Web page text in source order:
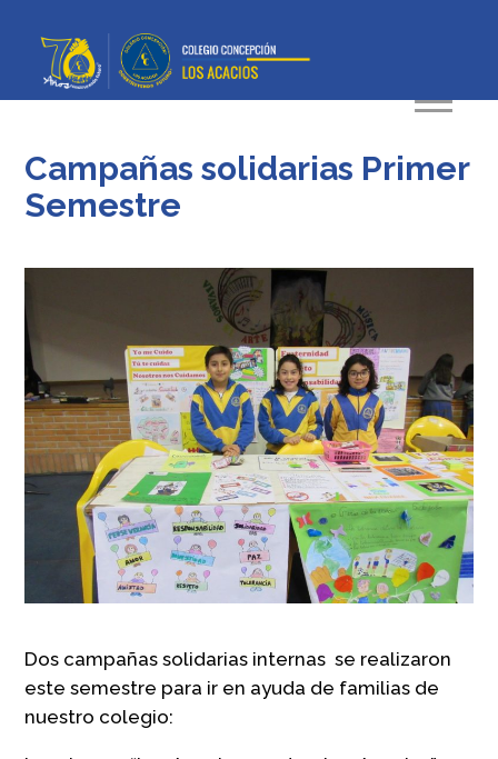
Campañas solidarias Primer
Semestre
Dos campañas solidarias internas se realizaron
este semestre para ir en ayuda de familias de
nuestro colegio: